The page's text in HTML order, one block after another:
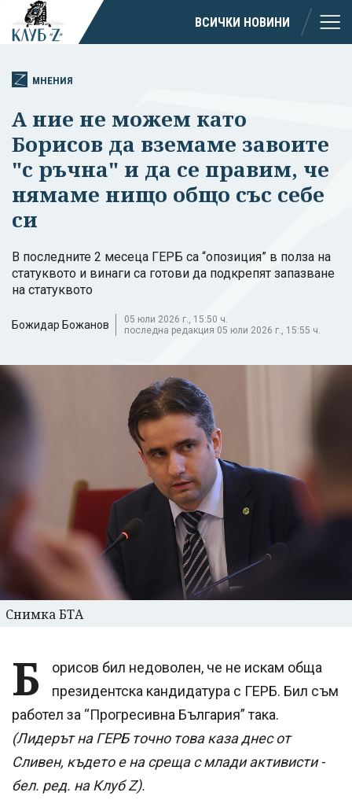
ВСИЧКИ НОВИНИ
МНЕНИЯ
А ние не можем като
Борисов да вземаме завоите
"с ръчна" и да се правим, че
нямаме нищо общо със себе
си
В последните 2 месеца ГЕРБ са “опозиция” в полза на
статуквото и винаги са готови да подкрепят запазване
на статуквото
Божидар Божанов
05 юли 2026 г., 15:50 ч.
последна редакция 05 юли 2026 г., 15:55 ч.
Снимка БТА
Б
орисов бил недоволен, че не искам обща
президентска кандидатура с ГЕРБ. Бил съм
работел за “Прогресивна България” така.
(Лидерът на ГЕРБ точно това каза днес от
Сливен, където е на среща с млади активисти -
бел. ред. на Клуб Z).